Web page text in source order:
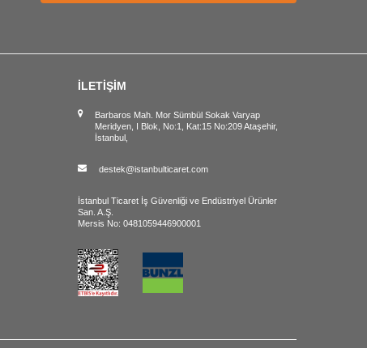
İLETİŞİM
Barbaros Mah. Mor Sümbül Sokak Varyap
Meridyen, I Blok, No:1, Kat:15 No:209 Ataşehir,
İstanbul,
destek@istanbulticaret.com
İstanbul Ticaret İş Güvenliği ve Endüstriyel Ürünler
San. A.Ş.
Mersis No: 0481059446900001